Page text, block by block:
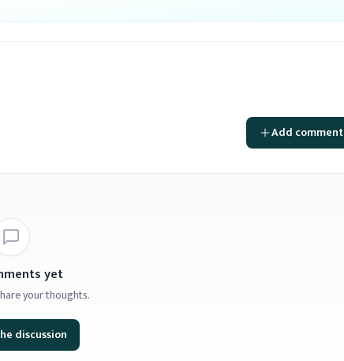
Add comment
yet
your thoughts.
discussion